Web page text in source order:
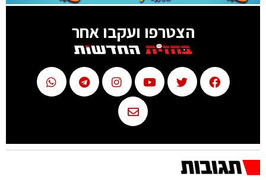
הצטרפו ועקבו אחר